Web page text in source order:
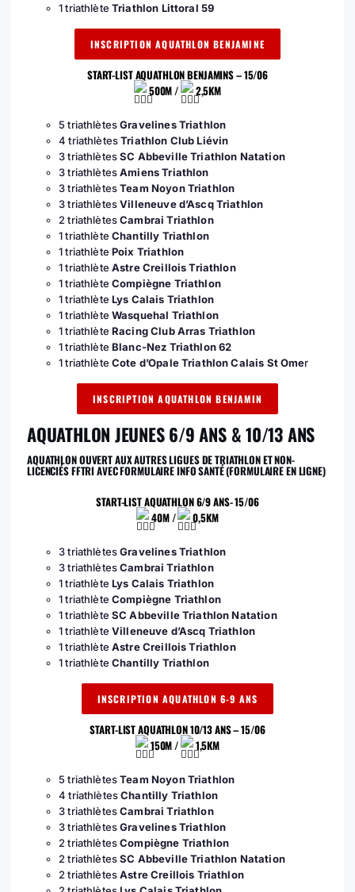
1 triathlèteTriathlon Littoral 59
INSCRIPTION AQUATHLON BENJAMINE
START-LIST AQUATHLON BENJAMINS – 15/06
500M /
2,5KM
5 triathlètesGravelines Triathlon
4 triathlètesTriathlon Club Liévin
3 triathlètesSC Abbeville Triathlon Natation
3 triathlètesAmiens Triathlon
3 triathlètesTeam Noyon Triathlon
3 triathlètesVilleneuve d’Ascq Triathlon
2 triathlètesCambrai Triathlon
1 triathlèteChantilly Triathlon
1 triathlètePoix Triathlon
1 triathlèteAstre Creillois Triathlon
1 triathlèteCompiègne Triathlon
1 triathlèteLys Calais Triathlon
1 triathlèteWasquehal Triathlon
1 triathlèteRacing Club Arras Triathlon
1 triathlèteBlanc-Nez Triathlon 62
1 triathlèteCote d’Opale Triathlon Calais St Omer
INSCRIPTION AQUATHLON BENJAMIN
AQUATHLON JEUNES 6/9 ANS & 10/13 ANS
AQUATHLON OUVERT AUX AUTRES LIGUES DE TRIATHLON ET NON-
LICENCIÉS FFTRI AVEC FORMULAIRE INFO SANTÉ (FORMULAIRE EN LIGNE)
START-LIST AQUATHLON 6/9 ANS- 15/06
40M /
0,5KM
3 triathlètesGravelines Triathlon
3 triathlètesCambrai Triathlon
1 triathlèteLys Calais Triathlon
1 triathlèteCompiègne Triathlon
1 triathlèteSC Abbeville Triathlon Natation
1 triathlèteVilleneuve d’Ascq Triathlon
1 triathlèteAstre Creillois Triathlon
1 triathlèteChantilly Triathlon
INSCRIPTION AQUATHLON 6-9 ANS
START-LIST AQUATHLON 10/13 ANS – 15/06
150M /
1,5KM
5 triathlètesTeam Noyon Triathlon
4 triathlètesChantilly Triathlon
3 triathlètesCambrai Triathlon
3 triathlètesGravelines Triathlon
2 triathlètesCompiègne Triathlon
2 triathlètesSC Abbeville Triathlon Natation
2 triathlètesAstre Creillois Triathlon